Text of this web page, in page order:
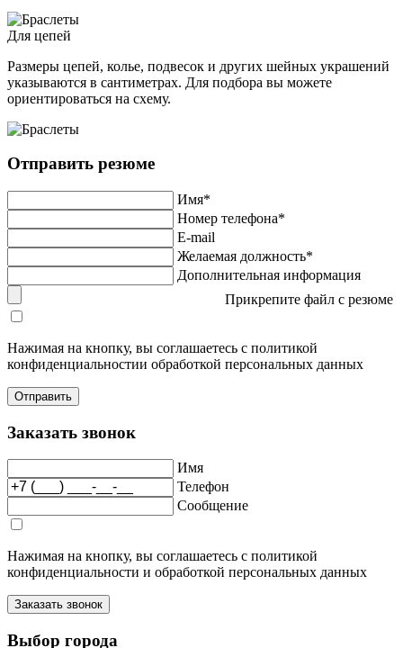
Для цепей
Размеры цепей, колье, подвесок и других шейных украшений
указываются в сантиметрах. Для подбора вы можете
ориентироваться на схему.
Отправить резюме
Имя*
Номер телефона*
E-mail
Желаемая должность*
Дополнительная информация
Прикрепите файл с резюме
Нажимая на кнопку, вы соглашаетесь с политикой
конфиденциальностии обработкой персональных данных
Заказать звонок
Имя
Телефон
Сообщение
Нажимая на кнопку, вы соглашаетесь с политикой
конфиденциальности и обработкой персональных данных
Выбор города